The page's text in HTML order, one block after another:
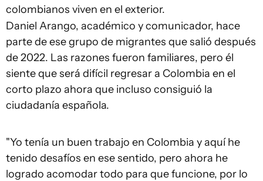
colombianos viven en el exterior.
Daniel Arango, académico y comunicador, hace
parte de ese grupo de migrantes que salió después
de 2022. Las razones fueron familiares, pero él
siente que será difícil regresar a Colombia en el
corto plazo ahora que incluso consiguió la
ciudadanía española.
"Yo tenía un buen trabajo en Colombia y aquí he
tenido desafíos en ese sentido, pero ahora he
logrado acomodar todo para que funcione, por lo